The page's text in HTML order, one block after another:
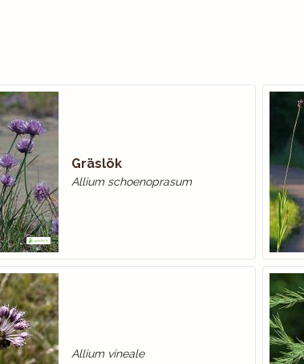
Gräslök
Allium schoenoprasum
Allium vineale